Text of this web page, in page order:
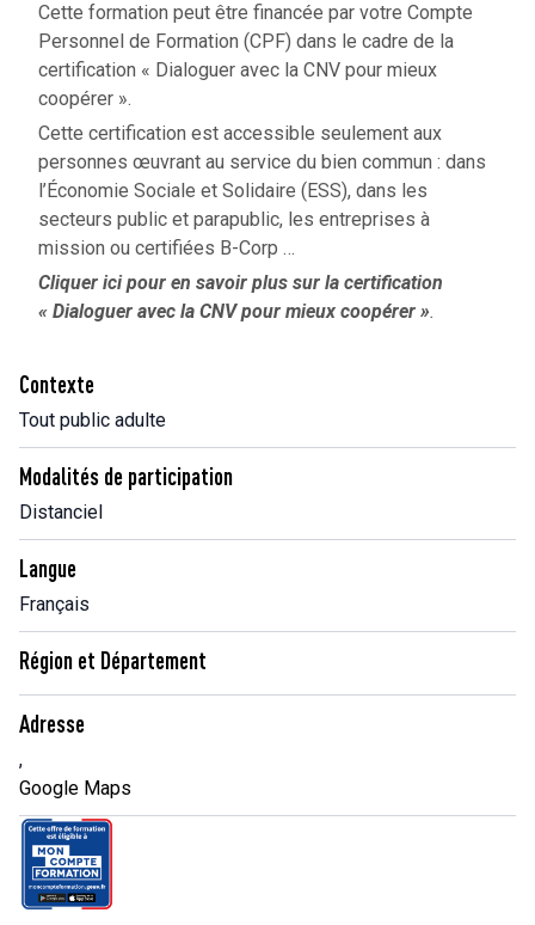
Contexte
Tout public adulte
Modalités de participation
Distanciel
Langue
Français
Région et Département
Adresse
,
Google Maps
Cette formation peut être financée par votre Compte
Personnel de Formation (CPF) dans le cadre de la
certification « Dialoguer avec la CNV pour mieux
coopérer ».
Cette certification est accessible seulement aux
personnes œuvrant au service du bien commun : dans
l’Économie Sociale et Solidaire (ESS), dans les
secteurs public et parapublic, les entreprises à
mission ou certifiées B-Corp …
Cliquer ici pour en savoir plus sur la certification
« Dialoguer avec la CNV pour mieux coopérer ».